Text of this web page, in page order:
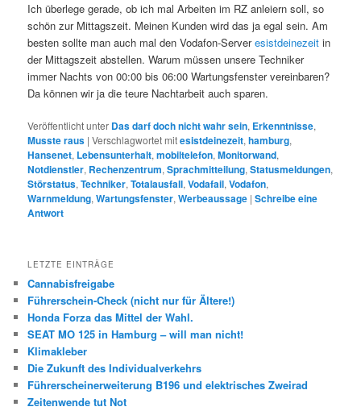
Ich überlege gerade, ob ich mal Arbeiten im RZ anleiern soll, so
schön zur Mittagszeit. Meinen Kunden wird das ja egal sein. Am
besten sollte man auch mal den Vodafon-Serveresistdeinezeit in
der Mittagszeit abstellen. Warum müssen unsere Techniker
immer Nachts von 00:00 bis 06:00 Wartungsfenster vereinbaren?
Da können wir ja die teure Nachtarbeit auch sparen.
Veröffentlicht unter Das darf doch nicht wahr sein, Erkenntnisse,
Musste raus |Verschlagwortet mitesistdeinezeit,hamburg,
Hansenet, Lebensunterhalt,mobiltelefon,Monitorwand,
Notdienstler, Rechenzentrum,Sprachmitteilung,Statusmeldungen,
Störstatus,Techniker,Totalausfall,Vodafail,Vodafon,
Warnmeldung,Wartungsfenster,Werbeaussage |Schreibe eine
Antwort
LETZTE EINTRÄGE
Cannabisfreigabe
Führerschein-Check (nicht nur für Ältere!)
Honda Forza das Mittel der Wahl.
SEAT MO 125 in Hamburg – will man nicht!
Klimakleber
Die Zukunft des Individualverkehrs
Führerscheinerweiterung B196 und elektrisches Zweirad
Zeitenwende tut Not